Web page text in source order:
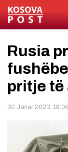
Rusia
pritje
30 Janar 2023, 18:06